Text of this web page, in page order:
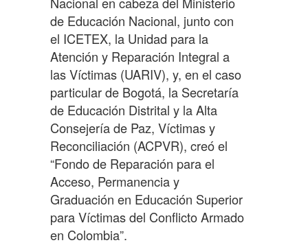
de Educación Nacional, junto con
el ICETEX, la Unidad para la
Atención y Reparación Integral a
las Víctimas (UARIV), y, en el caso
particular de Bogotá, la Secretaría
de Educación Distrital y la Alta
Consejería de Paz, Víctimas y
Reconciliación (ACPVR), creó el
“Fondo de Reparación para el
Acceso, Permanencia y
Graduación en Educación Superior
para Víctimas del Conflicto Armado
en Colombia”.